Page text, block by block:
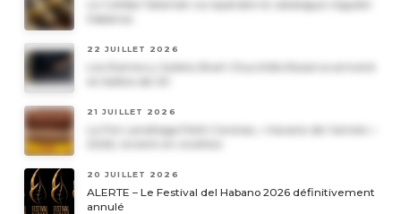
22 JUILLET 2026
21 JUILLET 2026
Le Por Larrañaga Petit Coronas, « havane de l’année »
20 JUILLET 2026
ALERTE – Le Festival del Habano 2026 définitivement
annulé